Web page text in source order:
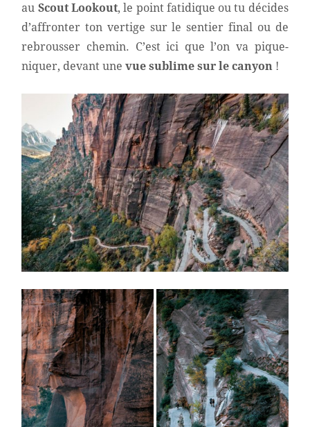
au Scout Lookout, le point fatidique ou tu décides
d’affronter ton vertige sur le sentier final ou de
rebrousser chemin. C’est ici que l’on va pique-
niquer, devant unevue sublime sur le canyon !